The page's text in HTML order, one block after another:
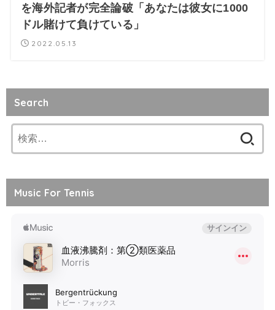
を海外記者が完全論破「あなたは彼女に1000
ドル賭けて負けている」
2022.05.13
Search
索:
Music For Tennis